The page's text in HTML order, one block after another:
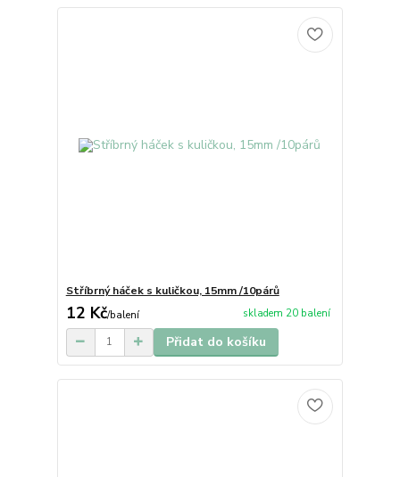
Stříbrný háček s kuličkou, 15mm /10párů
12 Kč/balení skladem 20 balení
Přidat do košíku